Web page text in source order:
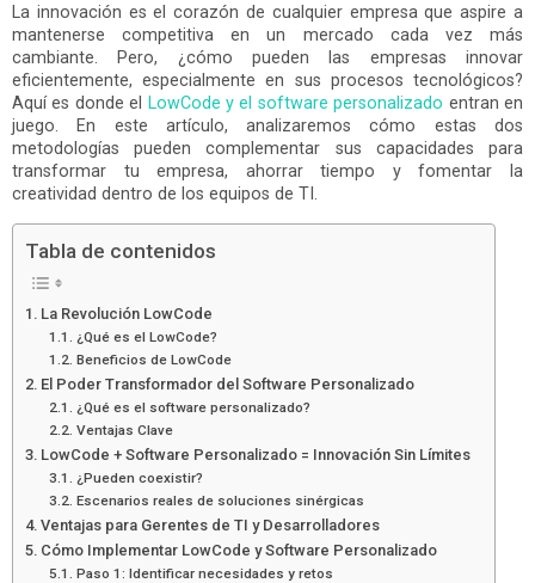
La innovación es el corazón de cualquier empresa que aspire a
mantenerse competitiva en un mercado cada vez más
cambiante. Pero, ¿cómo pueden las empresas innovar
eficientemente, especialmente en sus procesos tecnológicos?
Aquí es donde el
LowCode y el software personalizado entran en
juego. En este artículo, analizaremos cómo estas dos
metodologías pueden complementar sus capacidades para
transformar tu empresa, ahorrar tiempo y fomentar la
creatividad dentro de los equipos de TI.
Tabla de contenidos
La Revolución LowCode
¿Qué es el LowCode?
Beneficios de LowCode
El Poder Transformador del Software Personalizado
¿Qué es el software personalizado?
Ventajas Clave
LowCode + Software Personalizado = Innovación Sin Límites
¿Pueden coexistir?
Escenarios reales de soluciones sinérgicas
Ventajas para Gerentes de TI y Desarrolladores
Cómo Implementar LowCode y Software Personalizado
Paso 1: Identificar necesidades y retos